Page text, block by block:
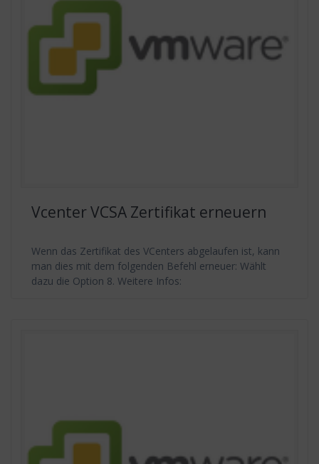
Vcenter VCSA Zertifikat erneuern
Wenn das Zertifikat des VCenters abgelaufen ist, kann
man dies mit dem folgenden Befehl erneuer: Wählt
dazu die Option 8. Weitere Infos: